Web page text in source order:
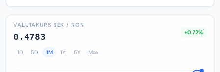
VALUTAKURS SEK / RON
0.4783 +0.72%
1D 5D 1M 1Y 5Y Max